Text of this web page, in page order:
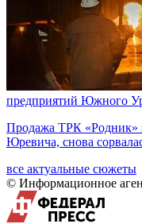
предприятий Южного
Продажа ТРК «Родник»
Юревича, снова
все актуальные сюжеты
© Информационное